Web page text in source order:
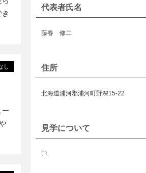
し
ー
代表者氏名
藤春 修二
住所
北海道浦河郡浦河町野深15-22
見学について
〇